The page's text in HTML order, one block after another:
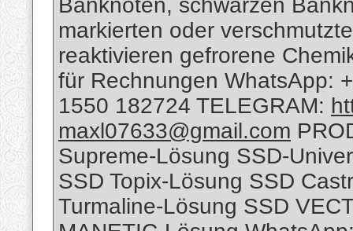
Banknoten, schwarzen
markierten oder
reaktivieren gefrorene
für Rechnungen WhatsApp:
1550 182724 TELEGRAM:
maxl07633@gmail.com
Supreme-Lösung SSD-
SSD Topix-Lösung SSD
Turmaline-Lösung SSD